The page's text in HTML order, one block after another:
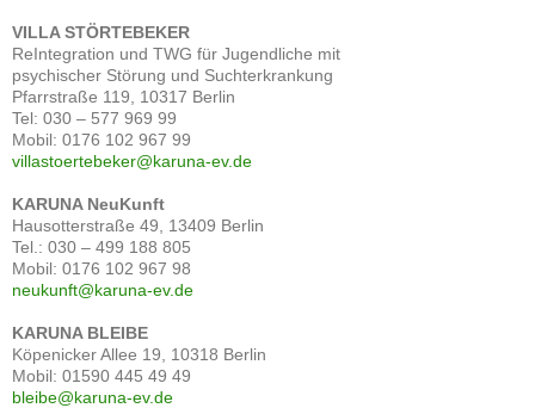
VILLA STÖRTEBEKER
ReIntegration und TWG für Jugendliche mit
psychischer Störung und Suchterkrankung
Pfarrstraße 119, 10317 Berlin
Tel: 030 – 577 969 99
Mobil: 0176 102 967 99
villastoertebeker@karuna-ev.de
KARUNA NeuKunft
Hausotterstraße 49, 13409 Berlin
Tel.: 030 – 499 188 805
Mobil: 0176 102 967 98
neukunft@karuna-ev.de
KARUNA BLEIBE
Köpenicker Allee 19, 10318 Berlin
Mobil: 01590 445 49 49
bleibe@karuna-ev.de